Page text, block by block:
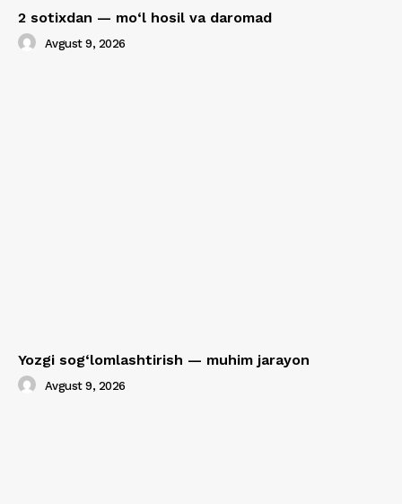
2 sotixdan — mo‘l hosil va daromad
Avgust 9, 2026
Yozgi sog‘lomlashtirish — muhim jarayon
Avgust 9, 2026